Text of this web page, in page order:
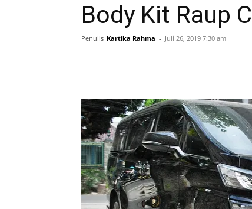
Body Kit Raup
Penulis Kartika Rahma - Juli 26, 2019 7:30 am